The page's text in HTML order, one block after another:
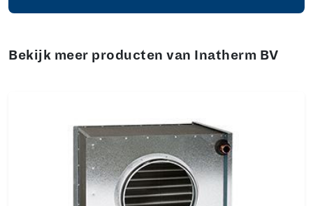
Bekijk meer producten van Inatherm BV